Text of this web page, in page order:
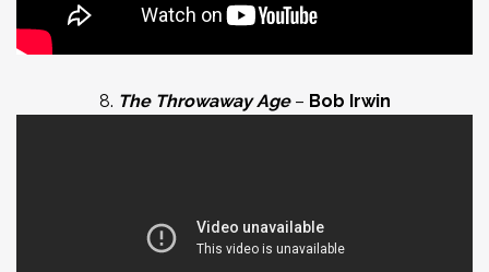
8. The Throwaway Age– Bob Irwin